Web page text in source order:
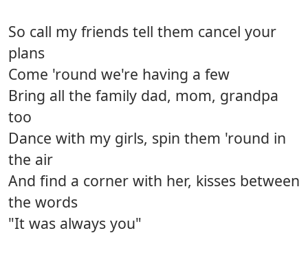
So call my friends tell them cancel your
plans
Come 'round we're having a few
Bring all the family dad, mom, grandpa
too
Dance with my girls, spin them 'round in
the air
And find a corner with her, kisses between
the words
"It was always you"